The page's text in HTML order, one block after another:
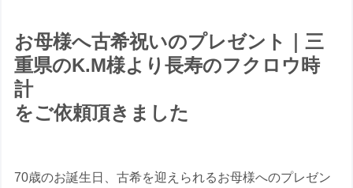
お母様へ古希祝いのプレゼント｜三
重県のK.M様より長寿のフクロウ時
計
をご依頼頂きました
70歳のお誕生日、古希を迎えられるお母様へのプレゼン